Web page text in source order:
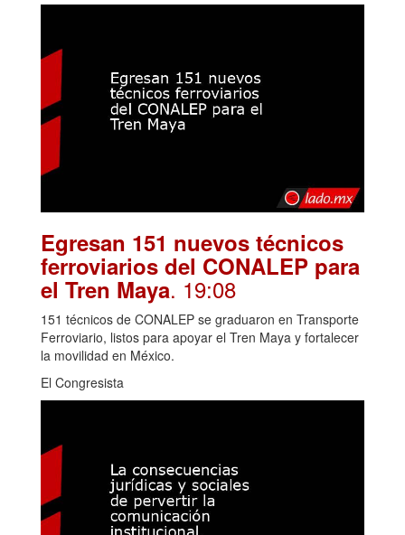
Egresan 151 nuevos técnicos
ferroviarios del CONALEP para
el Tren Maya. 19:08
151 técnicos de CONALEP se graduaron en Transporte
Ferroviario, listos para apoyar el Tren Maya y fortalecer
la movilidad en México.
El Congresista